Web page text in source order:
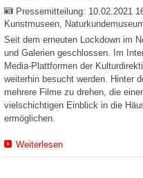
Pressemitteilung: 10.02.2021
Kunstmuseen,
Seit dem erneuten Lockdown im
und Galerien geschlossen. Im
Media-Plattformen der
weiterhin besucht werden. Hinter
mehrere Filme zu drehen, die
vielschichtigen Einblick in die
ermöglichen.
Weiterlesen